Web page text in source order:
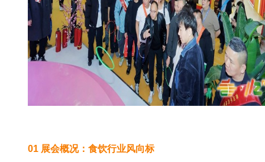
01 展会概况：食饮行业风向标